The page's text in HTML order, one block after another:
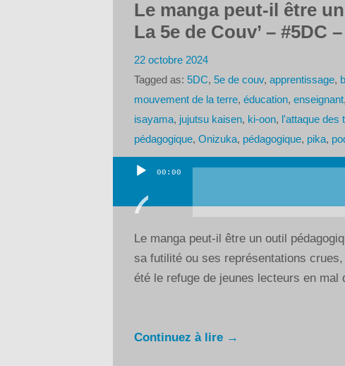
Le manga peut-il être
La 5e de Couv’ – #5DC
22 octobre 2024
Tagged as: 5DC, 5e de couv, apprentissage,
mouvement de la terre, éducation, enseignant,
isayama, jujutsu kaisen, ki-oon, l'attaque des
pédagogique, Onizuka, pédagogique, pika,
Lecteur
audio
00:00
Le manga peut-il être un outil
sa futilité ou ses représentations
été le refuge de jeunes lecteurs en mal
Continuez à lire →